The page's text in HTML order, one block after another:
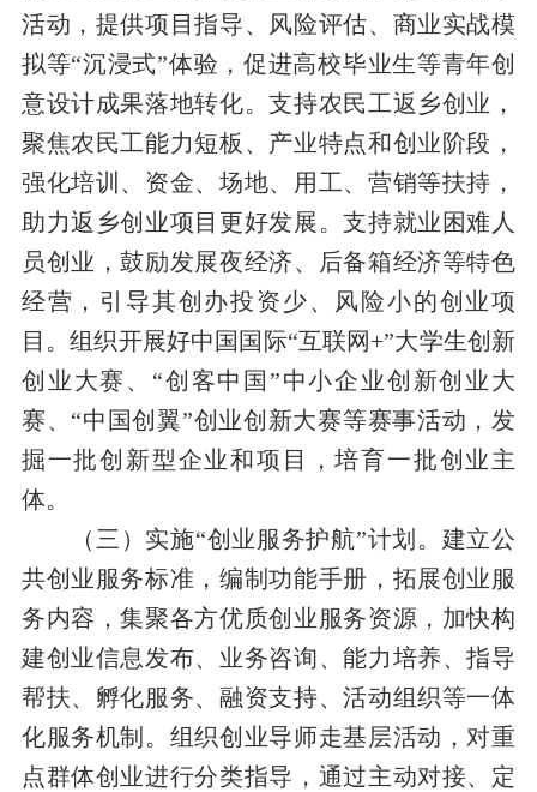
活动，提供项目指导、风险评估、商业实战模
拟等“沉浸式”体验，促进高校毕业生等青年创
意设计成果落地转化。支持农民工返乡创业，
聚焦农民工能力短板、产业特点和创业阶段，
强化培训、资金、场地、用工、营销等扶持，
助力返乡创业项目更好发展。支持就业困难人
员创业，鼓励发展夜经济、后备箱经济等特色
经营，引导其创办投资少、风险小的创业项
目。组织开展好中国国际“互联网+”大学生创新
创业大赛、“创客中国”中小企业创新创业大
赛、“中国创翼”创业创新大赛等赛事活动，发
掘一批创新型企业和项目，培育一批创业主
体。
（三）实施“创业服务护航”计划。建立公
共创业服务标准，编制功能手册，拓展创业服
务内容，集聚各方优质创业服务资源，加快构
建创业信息发布、业务咨询、能力培养、指导
帮扶、孵化服务、融资支持、活动组织等一体
化服务机制。组织创业导师走基层活动，对重
点群体创业进行分类指导，通过主动对接、定